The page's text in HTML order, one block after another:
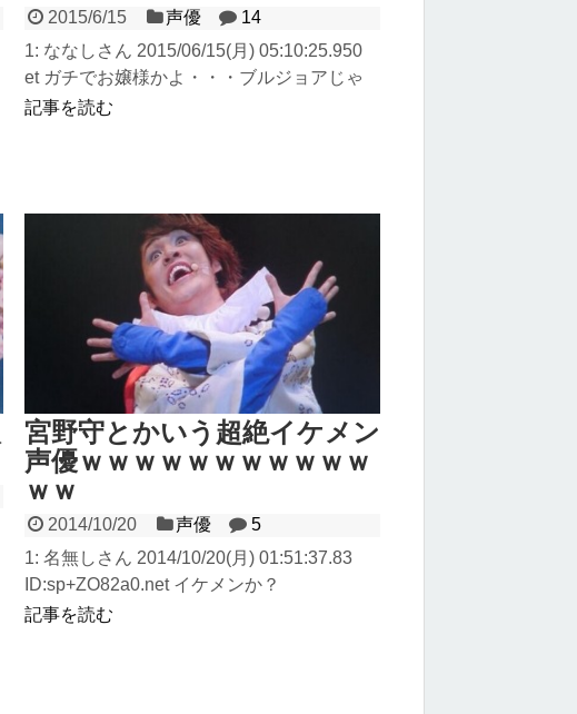
2015/6/15 声優
14
1: ななしさん 2015/06/15(月) 05:10:25.950
et ガチでお嬢様かよ・・・ブルジョアじゃ
ねえか・・・ ...
記事を読む
宮野守とかいう超絶イケメン
声優ｗｗｗｗｗｗｗｗｗｗｗ
ｗｗ
2014/10/20 声優
5
1: 名無しさん 2014/10/20(月) 01:51:37.83
ID:sp+ZO82a0.net イケメンか？
記事を読む